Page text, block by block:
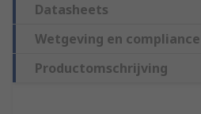
Datasheets
Wetgeving en compliance
Productomschrijving